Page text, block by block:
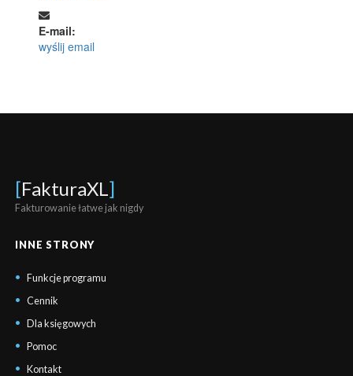
E-mail:
wyślij email
[FakturaXL]
Fakturowanie łatwe jak nigdy
INNE STRONY
Funkcje programu
Cennik
Dla księgowych
Pomoc
Kontakt